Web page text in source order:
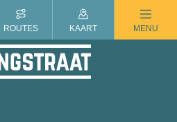
ROUTES KAART MENU